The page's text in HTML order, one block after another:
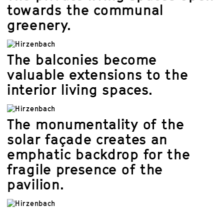
towards the communal
greenery.
The balconies become
valuable extensions to the
interior living spaces.
The monumentality of the
solar façade creates an
emphatic backdrop for the
fragile presence of the
pavilion.